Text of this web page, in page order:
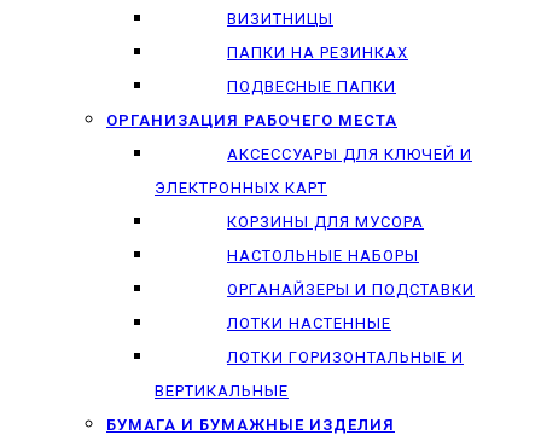
ВИЗИТНИЦЫ
ПАПКИ НА РЕЗИНКАХ
ПОДВЕСНЫЕ ПАПКИ
ОРГАНИЗАЦИЯ РАБОЧЕГО МЕСТА
АКСЕССУАРЫ ДЛЯ КЛЮЧЕЙ И
ЭЛЕКТРОННЫХ КАРТ
КОРЗИНЫ ДЛЯ МУСОРА
НАСТОЛЬНЫЕ НАБОРЫ
ОРГАНАЙЗЕРЫ И ПОДСТАВКИ
ЛОТКИ НАСТЕННЫЕ
ЛОТКИ ГОРИЗОНТАЛЬНЫЕ И
ВЕРТИКАЛЬНЫЕ
БУМАГА И БУМАЖНЫЕ ИЗДЕЛИЯ